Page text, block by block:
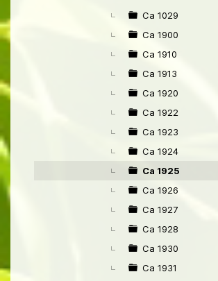
►
Ca 1029
Ca 1900
Ca 1910
Ca 1913
Ca 1920
Ca 1922
Ca 1923
Ca 1924
Ca 1925
Ca 1926
Ca 1927
Ca 1928
Ca 1930
Ca 1931